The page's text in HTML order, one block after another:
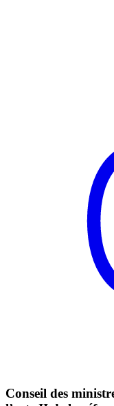
Conseil des